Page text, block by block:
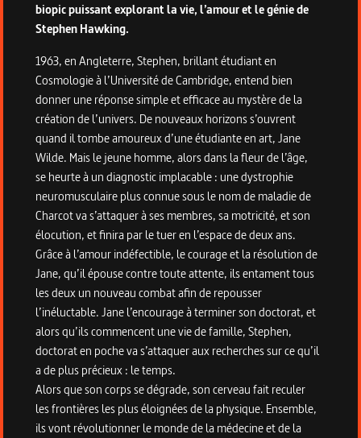
biopic puissant explorant la vie, l’amour et le génie de
Stephen Hawking.
1963, en Angleterre, Stephen, brillant étudiant en
Cosmologie à l’Université de Cambridge, entend bien
donner une réponse simple et efficace au mystère de la
création de l’univers. De nouveaux horizons s’ouvrent
quand il tombe amoureux d’une étudiante en art, Jane
Wilde. Mais le jeune homme, alors dans la fleur de l’âge,
se heurte à un diagnostic implacable : une dystrophie
neuromusculaire plus connue sous le nom de maladie de
Charcot va s’attaquer à ses membres, sa motricité, et son
élocution, et finira par le tuer en l’espace de deux ans.
Grâce à l’amour indéfectible, le courage et la résolution de
Jane, qu’il épouse contre toute attente, ils entament tous
les deux un nouveau combat afin de repousser
l’inéluctable. Jane l’encourage à terminer son doctorat, et
alors qu’ils commencent une vie de famille, Stephen,
doctorat en poche va s’attaquer aux recherches sur ce qu’il
a de plus précieux : le temps.
Alors que son corps se dégrade, son cerveau fait reculer
les frontières les plus éloignées de la physique. Ensemble,
ils vont révolutionner le monde de la médecine et de la